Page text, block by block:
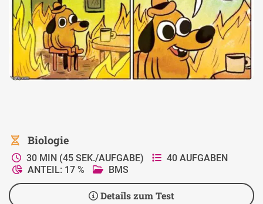
Biologie
30 MIN (45 SEK./AUFGABE)
40 AUFGABEN
ANTEIL: 17 %
BMS
Details zum Test